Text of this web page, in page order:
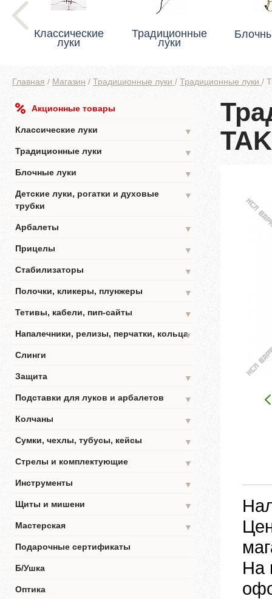
Классические
луки
Традиционные
луки
Главная / Магазин / Традиционные луки / Традиционные луки /
Акционные товары
Классические луки
▼
Традиционные луки
▼
Блочные луки
▼
Детские луки, рогатки и духовые
трубки
▼
Арбалеты
▼
Прицелы
▼
Стабилизаторы
▼
Полочки, кликеры, плунжеры
▼
Тетивы, кабели, пип-сайты
▼
Напалечники, релизы, перчатки, кольца▼
Слинги
Защита
▼
Подставки для луков и арбалетов
▼
Колчаны
▼
Сумки, чехлы, тубусы, кейсы
▼
Стрелы и комплектующие
▼
Инструменты
▼
Щиты и мишени
▼
Мастерская
▼
Подарочные сертификаты
Б/Ушка
Оптика
На